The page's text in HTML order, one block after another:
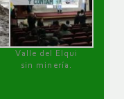
Valle del Elqui
sin minería.